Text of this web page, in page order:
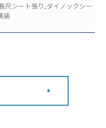
尺シート張り,ダイノックシー
装